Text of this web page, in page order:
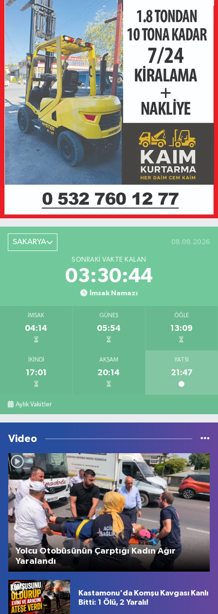
SAKARYA 08.08.2026
SONRAKI VAKTE KALAN
03:30:44
İmsak Namazı
İMSAK
04:14
GÜNEŞ
05:54
ÖĞLE
13:09
İKINDI
17:01
AKŞAM
20:14
YATSI
21:47
Aylık Vakitler
Video
Yolcu Otobüsünün Çarptığı Kadın Ağır
Yaralandı
Kastamonu'da Komşu Kavgası Kanlı
Bitti: 1 Ölü, 2 Yaralı!